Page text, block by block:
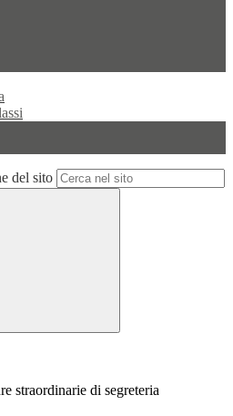
del sito
straordinarie di segreteria